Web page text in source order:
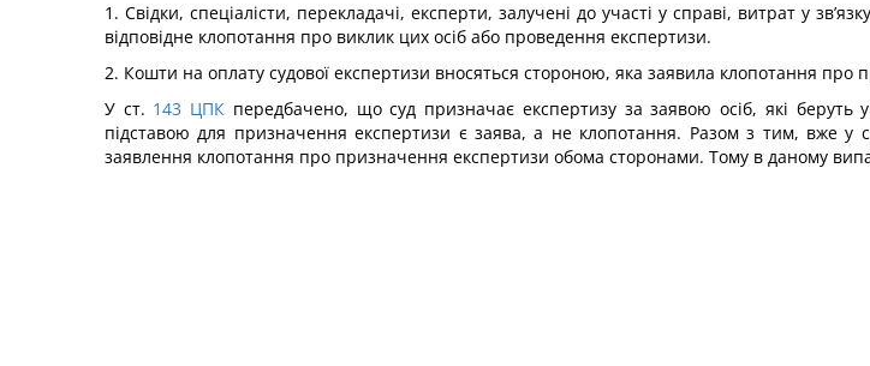
1. Свідки, спеціалісти, перекладачі, експерти, залучені до участі у справі, витрат у
відповідне клопотання про виклик цих осіб або проведення експертизи.
2. Кошти на оплату судової експертизи вносяться стороною, яка заявила клопотання про
У ст. 143 ЦПК передбачено, що суд призначає експертизу за заявою осіб, які
підставою для призначення експертизи є заява, а не клопотання. Разом з тим, вже у
заявлення клопотання про призначення експертизи обома сторонами. Тому в даному